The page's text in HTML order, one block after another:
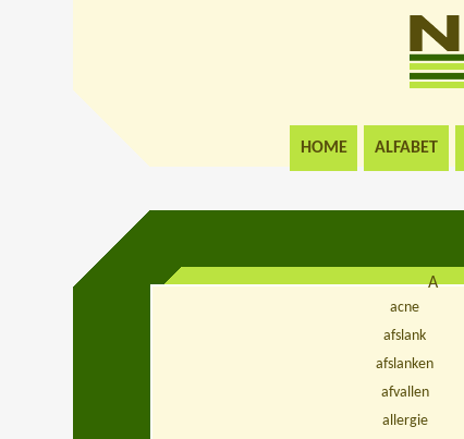
HOME ALFABET
A
acne
afslank
afslanken
afvallen
allergie